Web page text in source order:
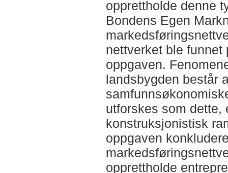
opprettholde denne
Bondens Egen
nettverket ble funnet
oppgaven.
landsbygden består
utforskes som dette,
konstruksjonistisk
oppgaven
opprettholde